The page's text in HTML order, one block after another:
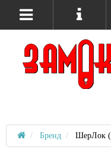
Бренд ШерЛок